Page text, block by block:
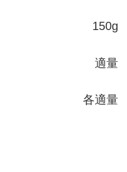
150g
適量
各適量